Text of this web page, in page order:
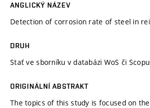
ANGLICKÝ NÁZEV
Detection of corrosion rate of steel in
DRUH
Stať ve sborníku v databázi WoS či
ORIGINÁLNÍ ABSTRAKT
The topics of this study is focused on